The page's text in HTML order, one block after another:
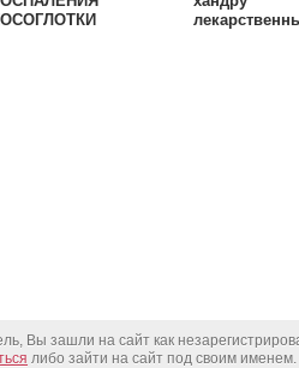
Вы зашли на сайт как
либо зайти на сайт под своим именем.